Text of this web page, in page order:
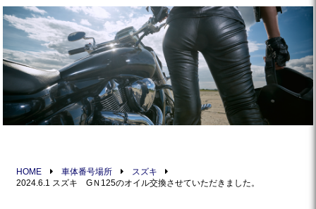
HOME 車体番号場所
スズキ
2024.6.1 スズキ GＮ125のオイル交換させていただきました。